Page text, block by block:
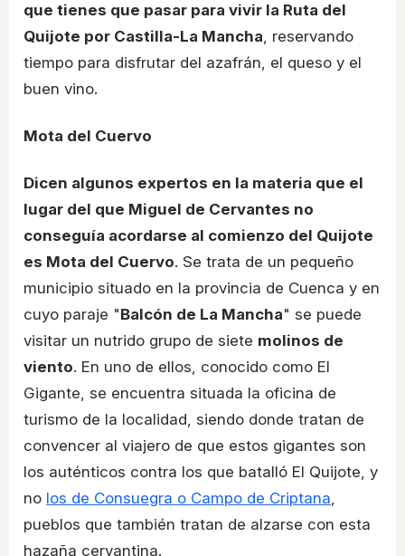
que tienes que pasar para vivir la Ruta del
Quijote por Castilla-La Mancha, reservando
tiempo para disfrutar del azafrán, el queso y el
buen vino.
Mota del Cuervo
Dicen algunos expertos en la materia que el
lugar del que Miguel de Cervantes no
conseguía acordarse al comienzo del Quijote
es Mota del Cuervo. Se trata de un pequeño
municipio situado en la provincia de Cuenca y en
cuyo paraje "Balcón de La Mancha" se puede
visitar un nutrido grupo de siete molinos de
viento. En uno de ellos, conocido como El
Gigante, se encuentra situada la oficina de
turismo de la localidad, siendo donde tratan de
convencer al viajero de que estos gigantes son
los auténticos contra los que batalló El Quijote, y
no los de Consuegra o Campo de Criptana
pueblos que también tratan de alzarse con esta
hazaña cervantina.